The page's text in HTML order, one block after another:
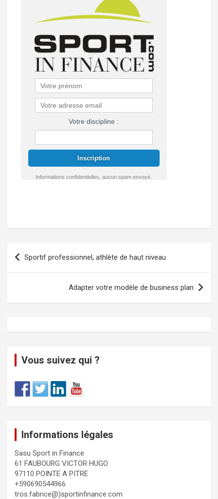
Sportif professionnel, athlète de haut niveau
Adapter votre modèle de business plan
Vous suivez qui ?
Informations légales
Sasu Sport in Finance
61 FAUBOURG VICTOR HUGO
97110 POINTE A PITRE
+590690544966
tros.fabrice@)sportinfinance.com